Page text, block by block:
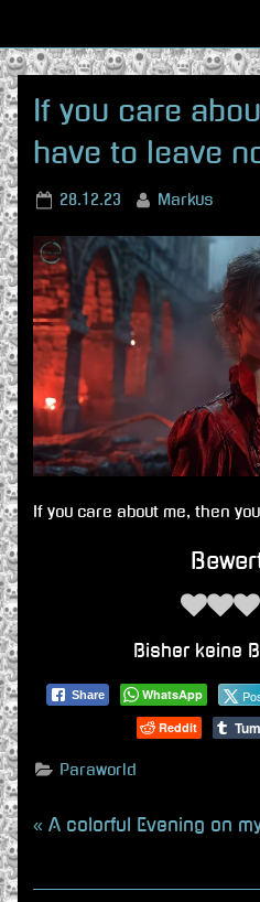
to
content
If you care
have to leave
Posted
28.12.23 By
Markus
If you care about me, then
Bisher keine
Share WhatsApp
Reddit
Paraworld
Beitragsnavigation
P
e
A colorful Evening on